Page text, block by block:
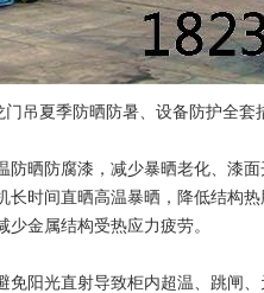
吊夏季防晒防暑、设备防护全套
晒防腐漆，减少暴晒老化、漆面
时间直晒高温暴晒，降低结构热
金属结构受热应力疲劳。
阳光直射导致柜内超温、跳闸、